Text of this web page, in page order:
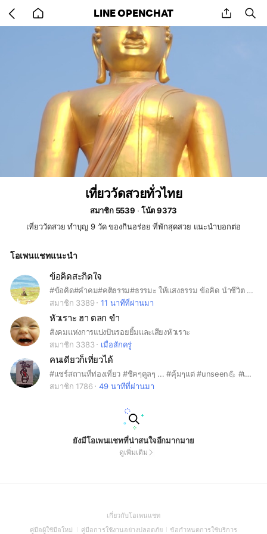
back
to
LINE OPENCHAT share
เที่ยววัดสวยทั่วไทย
สมาชิก 5539
โน้ต 9373
เที่ยววัดสวย ทำบุญ 9 วัด ของกินอร่อย ที่พักสุดสวย แนะนำบอกต่อ
โอเพนแชทแนะนำ
ข้อคิดสะกิดใจ
#ข้อคิด#คำคม#คติธรรม#ธรรมะ ให้แสงธรรม ข้อคิด นำชีวิต ต่อลมหายใจให้ก้าวเดิน พัฒนาตัวเองให้ดีขึ้นกว่าเดิม
สมาชิก 3389
11 นาทีที่ผ่านมา
หัวเราะ ฮา ตลก ขำ
สังคมแห่งการแบ่งปันรอยยิ้มและเสียงหัวเราะ
สมาชิก 3383
เมื่อสักครู่
คนเดียวก็เที่ยวได้
#แชร์สถานที่ท่องเที่ยว #ชิคๆคูลๆ ... #คุ้มๆแต่ #unseen💪 #เที่ยวทั่วไทย #เที่ยวคนเดียว #เที่ยวเป้นกลุ่ม #หาเพื่อนเที่ยว #เที่ยวไปเรื่อย #สถานที่เที่ยว #มิตรภาพ #เพื่อนร่วมทาง
สมาชิก 1786
49 นาทีที่ผ่านมา
ยังมีโอเพนแชทที่น่าสนใจอีกมากมาย
ดูเพิ่มเติม
เกี่ยวกับโอเพนแชท(Open
in
คู่มือผู้ใช้มือใหม่ (Open
คู่มือการใช้งานอย่างปลอดภัย(Open
ข้อกำหนดการใช้บริการ(Open